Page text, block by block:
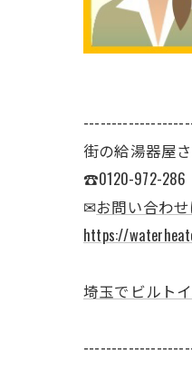
街の給湯器屋
☎0120-972-286
✉お問い合わ
https://
埼玉でビルト